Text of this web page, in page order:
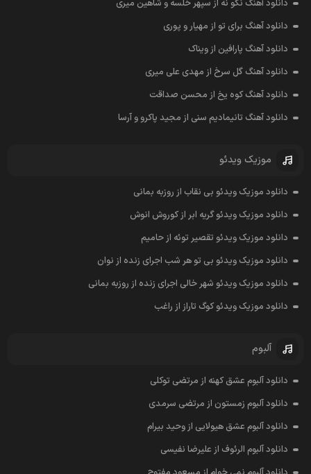
دانلود آهنگ نگو نه از سپهر خلسه و شاهین میری
دانلود آهنگ برای تو از مهیار و پوری
دانلود آهنگ پارافین از ویناک
دانلود آهنگ گل سرخ از مهدی علی میری
دانلود آهنگ کوه یخ از محسن صداقت
دانلود آهنگ تانیمادیم سنی از مجید پاکرو و آرسا
موزیک ویدئو
دانلود موزیک ویدئو بی نقاب از روزبه بمانی
دانلود موزیک ویدئو گریه ابر از کوروش انوش
دانلود موزیک ویدئو تقصیر توئه از حامیم
دانلود موزیک ویدئو بی تو هر شب اجرای زنده از نوان
دانلود موزیک ویدئو شهر خالی اجرای زنده از روزبه بمانی
دانلود موزیک ویدئو کوگ تاراز از راغب
آلبوم
دانلود آلبوم عشق کهنه از مرتضی توکلی
دانلود آلبوم زمستون از مرتضی سرمدی
دانلود آلبوم عشق هیولایی از وحید بیرام
دانلود آلبوم الرئوف از علیرضا نفیسی